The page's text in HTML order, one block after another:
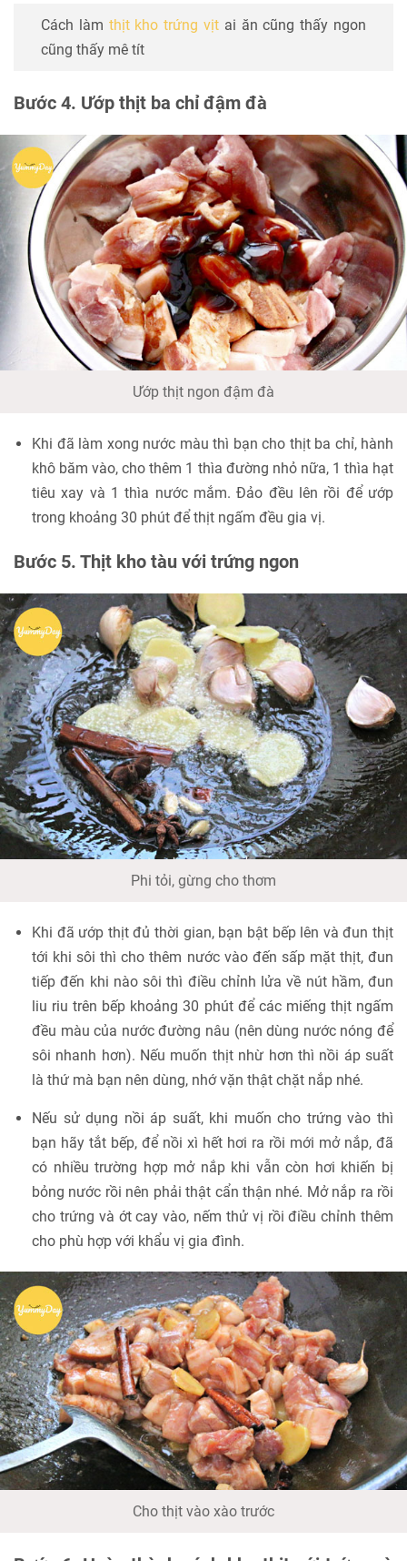
Cách làm thịt kho trứng vịt ai ăn cũng thấy ngon
cũng thấy mê tít
Bước 4. Ướp thịt ba chỉ đậm đà
Ướp thịt ngon đậm đà
Khi đã làm xong nước màu thì bạn cho thịt ba chỉ, hành
khô băm vào, cho thêm 1 thìa đường nhỏ nữa, 1 thìa hạt
tiêu xay và 1 thìa nước mắm. Đảo đều lên rồi để ướp
trong khoảng 30 phút để thịt ngấm đều gia vị.
Bước 5. Thịt kho tàu với trứng ngon
Phi tỏi, gừng cho thơm
Khi đã ướp thịt đủ thời gian, bạn bật bếp lên và đun thịt
tới khi sôi thì cho thêm nước vào đến sấp mặt thịt, đun
tiếp đến khi nào sôi thì điều chỉnh lửa về nút hầm, đun
liu riu trên bếp khoảng 30 phút để các miếng thịt ngấm
đều màu của nước đường nâu (nên dùng nước nóng để
sôi nhanh hơn). Nếu muốn thịt nhừ hơn thì nồi áp suất
là thứ mà bạn nên dùng, nhớ vặn thật chặt nắp nhé.
Nếu sử dụng nồi áp suất, khi muốn cho trứng vào thì
bạn hãy tắt bếp, để nồi xì hết hơi ra rồi mới mở nắp, đã
có nhiều trường hợp mở nắp khi vẫn còn hơi khiến bị
bỏng nước rồi nên phải thật cẩn thận nhé. Mở nắp ra rồi
cho trứng và ớt cay vào, nếm thử vị rồi điều chỉnh thêm
cho phù hợp với khẩu vị gia đình.
Cho thịt vào xào trước